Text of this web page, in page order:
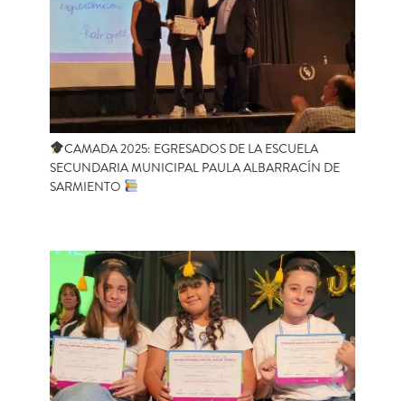
CAMADA 2025: EGRESADOS DE LA ESCUELA
SECUNDARIA MUNICIPAL PAULA ALBARRACÍN DE
SARMIENTO